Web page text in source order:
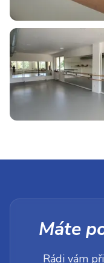
Máte
Rádi vám